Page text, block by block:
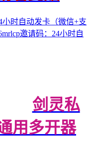
小时自动发卡（微信+支
邀请码：24小时自
剑灵私
用多开器